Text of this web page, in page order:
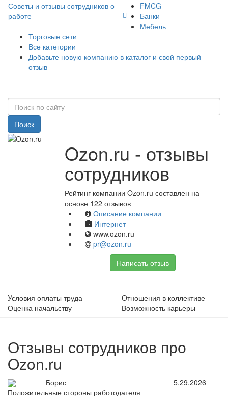
Советы и отзывы сотрудников о
работе
FMCG
Банки
Мебель
Торговые сети
Все категории
Добавьте новую компанию в каталог и свой первый
отзыв
Поиск
Ozon.ru - отзывы
сотрудников
Рейтинг компании Ozon.ru составлен на
основе 122 отзывов
Описание компании
Интернет
www.ozon.ru
pr@ozon.ru
Написать отзыв
Условия оплаты труда
Отношения в коллективе
Оценка начальству
Возможность карьеры
Отзывы сотрудников про
Ozon.ru
Борис
5.29.2026
Положительные стороны работодателя